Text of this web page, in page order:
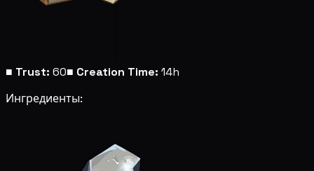
■ Trust: 60■ Creation Time: 14h
Ингредиенты: